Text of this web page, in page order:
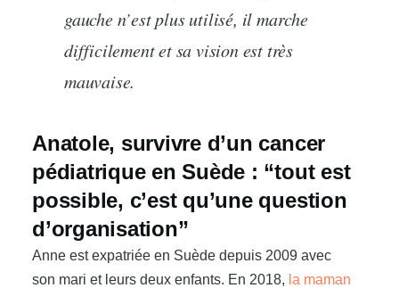
gauche n’est plus utilisé, il marche
difficilement et sa vision est très
mauvaise.
Anatole, survivre d’un cancer
pédiatrique en Suède : “tout est
possible, c’est qu’une question
d’organisation”
Anne est expatriée en Suède depuis 2009 avec
son mari et leurs deux enfants. En 2018, la maman